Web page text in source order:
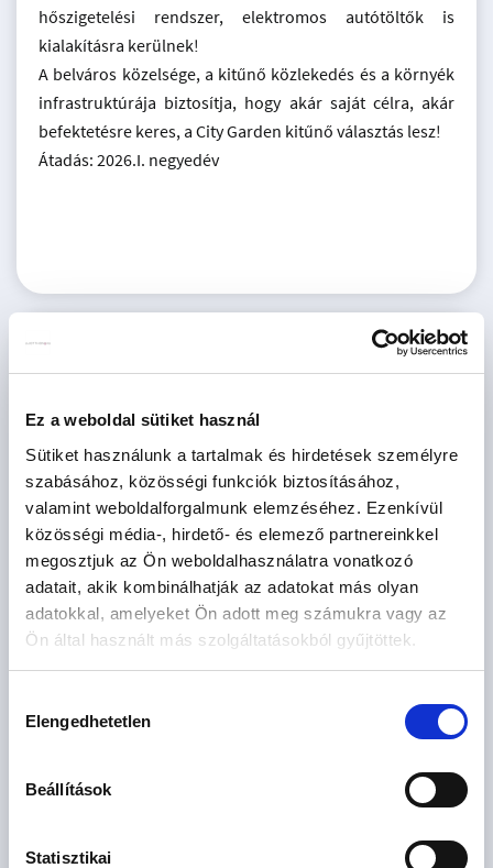
Ez a weboldal sütiket használ
Sütiket használunk a tartalmak és hirdetések személyre
szabásához, közösségi funkciók biztosításához,
valamint weboldalforgalmunk elemzéséhez. Ezenkívül
közösségi média-, hirdető- és elemező partnereinkkel
megosztjuk az Ön weboldalhasználatra vonatkozó
adatait, akik kombinálhatják az adatokat más olyan
adatokkal, amelyeket Ön adott meg számukra vagy az
Ön által használt más szolgáltatásokból gyűjtöttek.
kiválasztása
Elengedhetetlen
Beállítások
Statisztikai
hőszigetelési rendszer, elektromos autótöltők is
kialakításra kerülnek!
A belváros közelsége, a kitűnő közlekedés és a környék
infrastruktúrája biztosítja, hogy akár saját célra, akár
befektetésre keres, a City Garden kitűnő választás lesz!
Átadás: 2026.I. negyedév
FRIMMEL MARIANN
Irodavezető, Dupla gyémánt fokozatú
XIII. kerület - Dagály Residence
+36 70MUTAT
ZEMLÉNYI EDIT
Smaragd fokozatú Otthonszakértő
XIII. kerület - Dagály Residence